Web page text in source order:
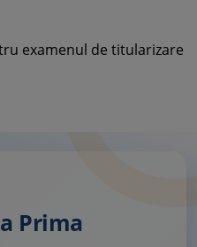
examenul de titularizare
Prima